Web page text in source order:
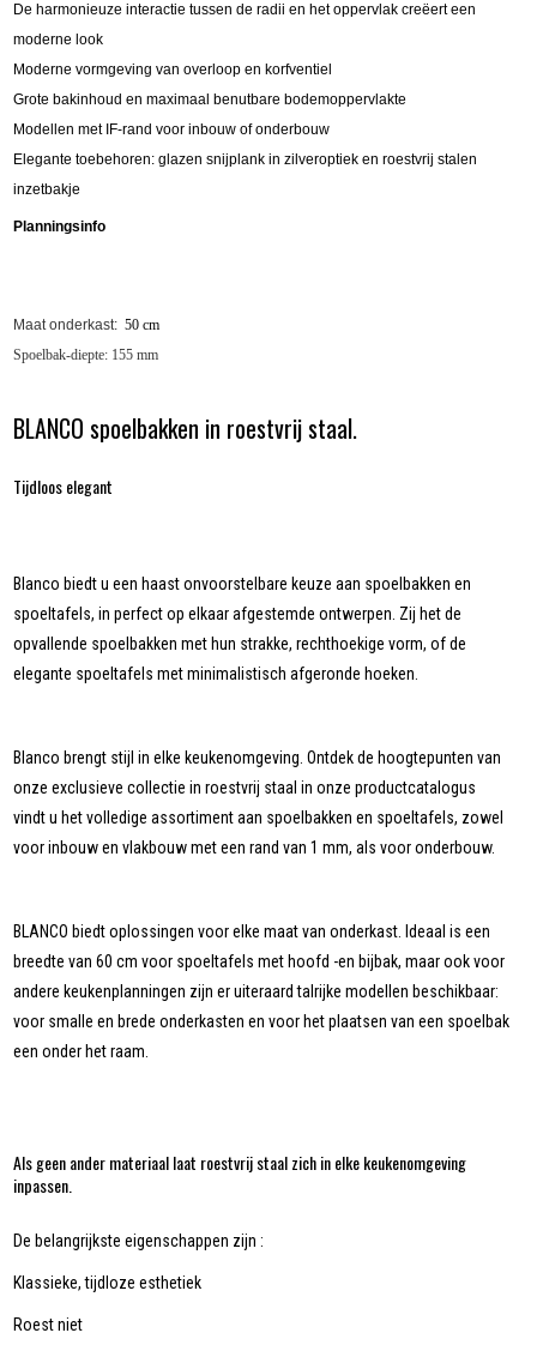
De harmonieuze interactie tussen de radii en het oppervlak creëert een
moderne look
Moderne vormgeving van overloop en korfventiel
Grote bakinhoud en maximaal benutbare bodemoppervlakte
Modellen met IF-rand voor inbouw of onderbouw
Elegante toebehoren: glazen snijplank in zilveroptiek en roestvrij stalen
inzetbakje
Planningsinfo
Maat onderkast: 50 cm
Spoelbak-diepte: 155 mm
BLANCO spoelbakken in roestvrij staal.
Tijdloos elegant
Blanco biedt u een haast onvoorstelbare keuze aan spoelbakken en
spoeltafels, in perfect op elkaar afgestemde ontwerpen. Zij het de
opvallende spoelbakken met hun strakke, rechthoekige vorm, of de
elegante spoeltafels met minimalistisch afgeronde hoeken.
Blanco brengt stijl in elke keukenomgeving. Ontdek de hoogtepunten van
onze exclusieve collectie in roestvrij staal in onze productcatalogus
vindt u het volledige assortiment aan spoelbakken en spoeltafels, zowel
voor inbouw en vlakbouw met een rand van 1 mm, als voor onderbouw.
BLANCO biedt oplossingen voor elke maat van onderkast. Ideaal is een
breedte van 60 cm voor spoeltafels met hoofd -en bijbak, maar ook voor
andere keukenplanningen zijn er uiteraard talrijke modellen beschikbaar:
voor smalle en brede onderkasten en voor het plaatsen van een spoelbak
een onder het raam.
Als geen ander materiaal laat roestvrij staal zich in elke keukenomgeving
inpassen.
De belangrijkste eigenschappen zijn :
Klassieke, tijdloze esthetiek
Roest niet